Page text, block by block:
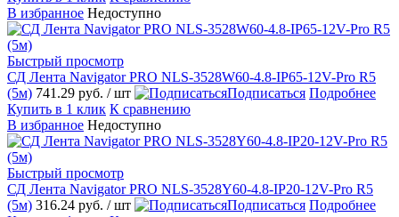
В избранное Недоступно
Быстрый просмотр
СД Лента Navigator PRO NLS-3528W60-4.8-IP65-12V-Pro R5
(5м) 741.29 руб. / шт Подписаться Подробнее
Купить в 1 клик К сравнению
В избранное Недоступно
Быстрый просмотр
СД Лента Navigator PRO NLS-3528Y60-4.8-IP20-12V-Pro R5
(5м) 316.24 руб. / шт Подписаться Подробнее